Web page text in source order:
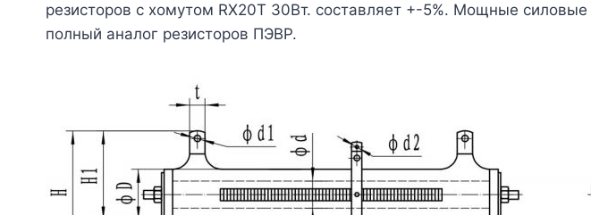
резисторов с хомутом RX20T 30Вт. составляет +-5%. Мощные
полный аналог резисторов ПЭВР.